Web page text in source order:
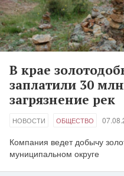
В крае
заплатили 30
загрязнение рек
НОВОСТИ ОБЩЕСТВО
Компания ведет добычу
муниципальном округе